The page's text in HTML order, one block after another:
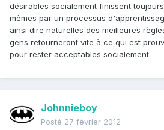
désirables socialement finissent
mêmes par un processus
ainsi dire naturelles des meilleures
gens retourneront vite à ce qui est
pour rester acceptables socialement.
Johnnieboy
Posté 27 février 2012